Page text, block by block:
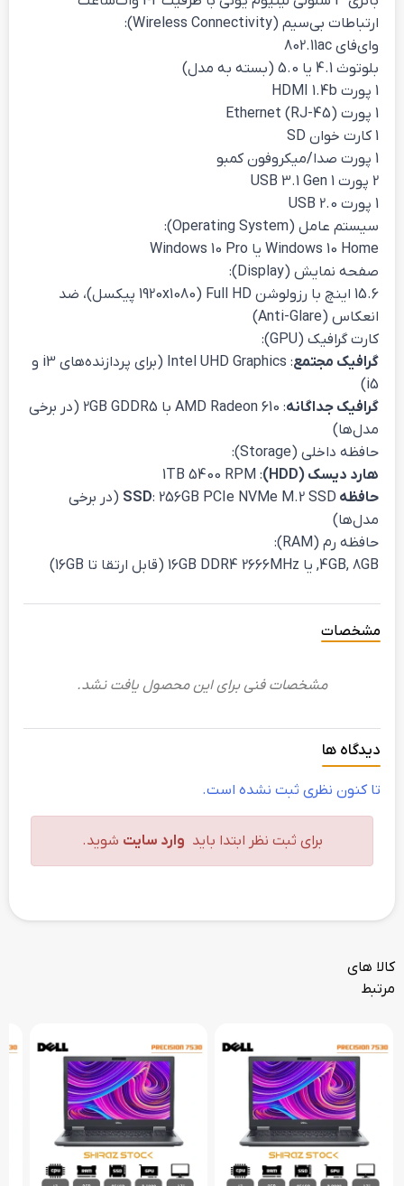
ارتباطات بی‌سیم (Wireless Connectivity):
وای‌فای 802.11ac
بلوتوث 4.1 یا 5.0 (بسته به مدل)
1 پورت HDMI 1.4b
1 پورت Ethernet (RJ-45)
1 کارت خوان SD
1 پورت صدا/میکروفون کمبو
2 پورت USB 3.1 Gen 1
1 پورت USB 2.0
سیستم عامل (Operating System):
Windows 10 Home یا Windows 10 Pro
صفحه نمایش (Display):
15.6 اینچ با رزولوشن Full HD (1920x1080 پیکسل)، ضد
انعکاس (Anti-Glare)
کارت گرافیک (GPU):
گرافیک مجتمع
: Intel UHD Graphics (برای پردازنده‌های i3 و
i5)
گرافیک جداگانه
: AMD Radeon 610 با 2GB GDDR5 (در برخی
مدل‌ها)
حافظه داخلی (Storage):
هارد دیسک (HDD)
: 1TB 5400 RPM
حافظه SSD
: 256GB PCIe NVMe M.2 SSD (در برخی
مدل‌ها)
حافظه رم (RAM):
4GB, 8GB, یا 16GB DDR4 2666MHz (قابل ارتقا تا 16GB)
مشخصات
مشخصات فنی برای این محصول یافت نشد.
دیدگاه ها
تا کنون نظری ثبت نشده است.
برای ثبت نظر ابتدا باید وارد سایت شوید.
کالا های
مرتبط